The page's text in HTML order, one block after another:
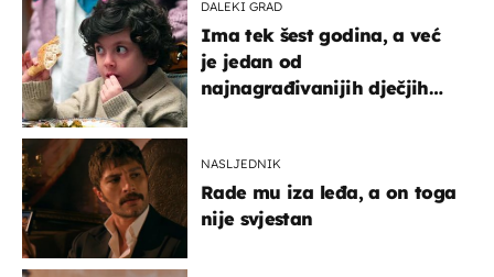
DALEKI GRAD
Ima tek šest godina, a već
je jedan od
najnagrađivanijih dječjih
NASLJEDNIK
Rade mu iza leđa, a on toga
nije svjestan